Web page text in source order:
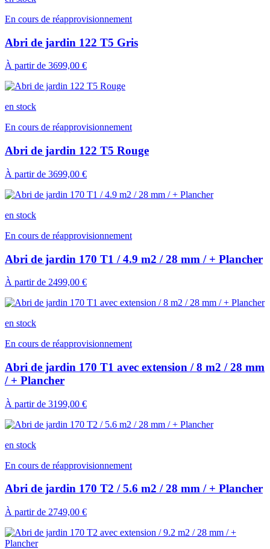
En cours de réapprovisionnement
Abri de jardin 122 T5 Gris
À partir de 3699,00 €
en stock
En cours de réapprovisionnement
Abri de jardin 122 T5 Rouge
À partir de 3699,00 €
en stock
En cours de réapprovisionnement
Abri de jardin 170 T1 / 4.9 m2 / 28 mm / + Plancher
À partir de 2499,00 €
en stock
En cours de réapprovisionnement
Abri de jardin 170 T1 avec extension / 8 m2 / 28 mm
/ + Plancher
À partir de 3199,00 €
en stock
En cours de réapprovisionnement
Abri de jardin 170 T2 / 5.6 m2 / 28 mm / + Plancher
À partir de 2749,00 €